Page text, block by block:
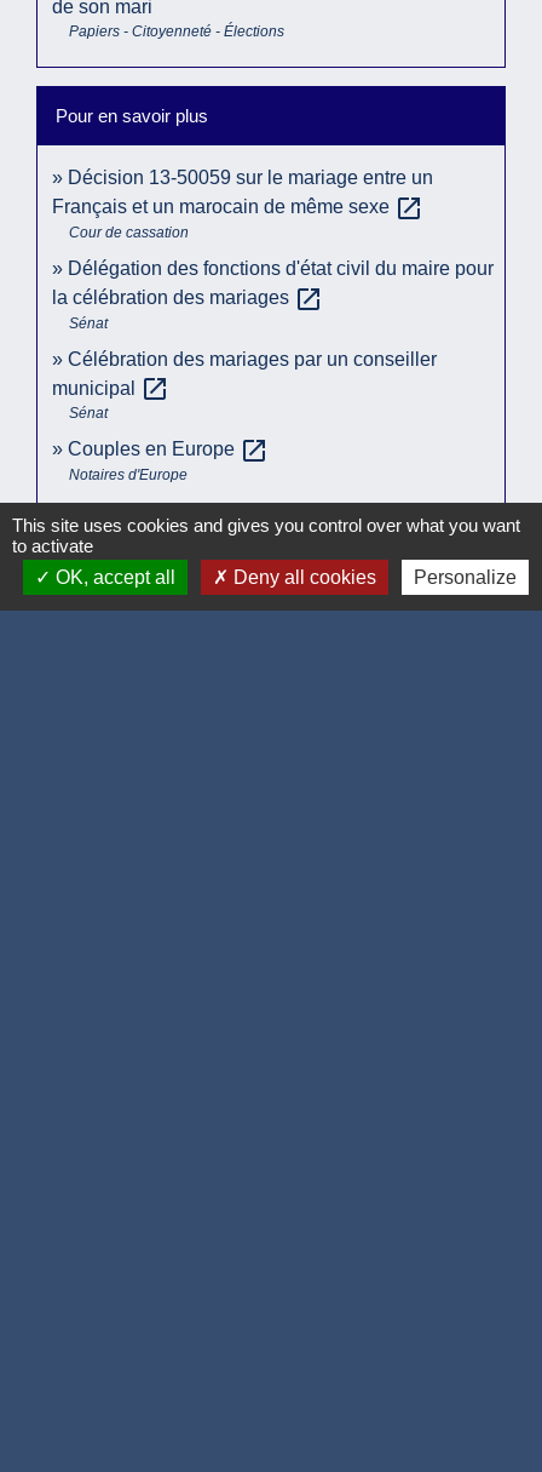
de son mari
Papiers - Citoyenneté - Élections
Pour en savoir plus
Décision 13-50059 sur le mariage entre un
Français et un marocain de même sexe open_in_new
Cour de cassation
Délégation des fonctions d'état civil du maire pour
la célébration des mariages open_in_new
Sénat
Célébration des mariages par un conseiller
municipal
open_in_new
Sénat
Couples en Europe open_in_new
Notaires d'Europe
This site uses cookies and gives you control over what you want
to activate
OK, accept all
Deny all cookies Personalize